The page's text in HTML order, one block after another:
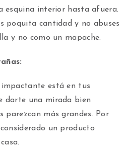
esquina interior hasta afuera.
poquita cantidad y no abuses
y no como un mapache.
está en tus
darte una mirada bien
parezcan más grandes. Por
un producto